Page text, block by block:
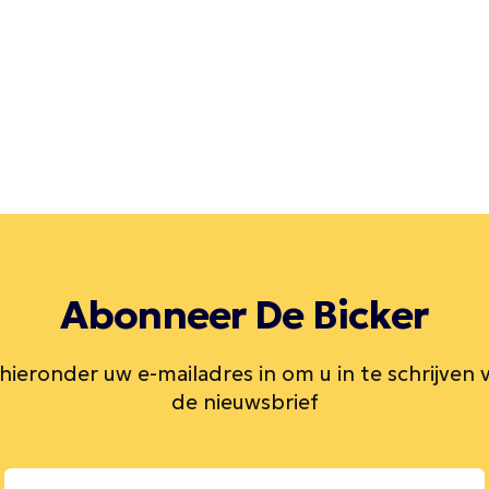
Abonneer De Bicker
uw e-mailadres in om u in te schrijven
de nieuwsbrief